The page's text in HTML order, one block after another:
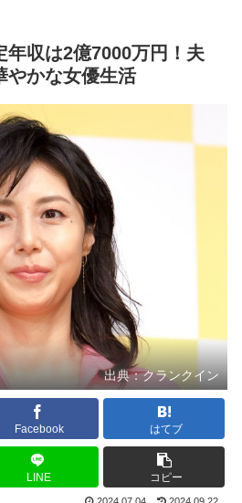
年収は2億7000万円！夫
やかな女優生活
出典：クランクイン
Facebook はてブ
LINE コピー